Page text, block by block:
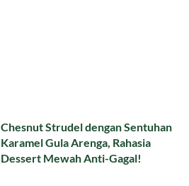
Chesnut Strudel dengan Sentuhan
Karamel Gula Arenga, Rahasia
Dessert Mewah Anti-Gagal!